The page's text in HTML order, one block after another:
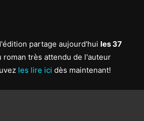
partage aujourd'hui les 37
roman très attendu de l'auteur
les lire ici dès maintenant!